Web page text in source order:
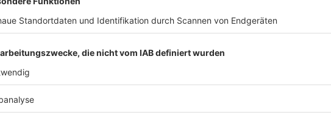
Nach der Registrierung kannst du dir Favoriten setzen. So bist du ganz nah an deinen